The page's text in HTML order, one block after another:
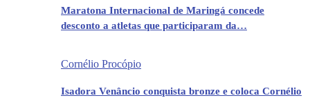
Maratona Internacional de Maringá concede
desconto a atletas que participaram da…
Cornélio Procópio
Isadora Venâncio conquista bronze e coloca Cornélio